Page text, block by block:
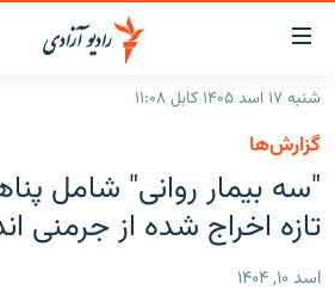
لینک‌های
قابل
دسترسی
بازگشت
متن
اصلی
بازگشت
به
منوی
گزارش‌ها
افغانستانخبرها
جدول نشرات
شنبه ۱۷ اسد ۱۴۰۵ کابل ۱۱:۰۸
گزارش‌ها
"سه بیمار روانی" شامل
تازه اخراج شده از جرمنی
اسد ۱۰, ۱۴۰۴